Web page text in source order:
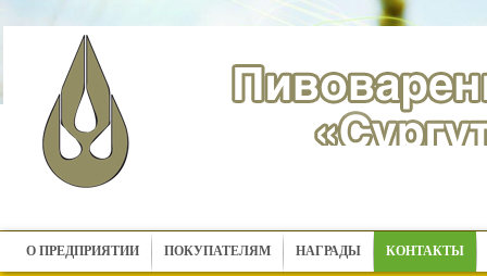
О ПРЕДПРИЯТИИ ПОКУПАТЕЛЯМ НАГРАДЫ КОНТАКТЫ